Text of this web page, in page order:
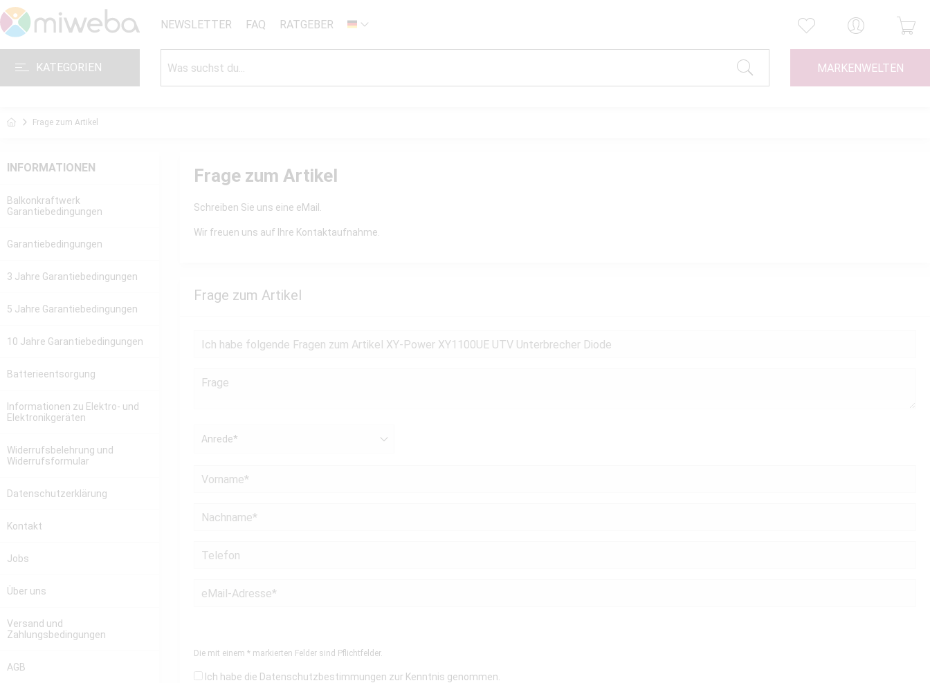
NEWSLETTER FAQ RATGEBER DE
KATEGORIEN MARKENWELTEN
Frage zum Artikel
INFORMATIONEN
Balkonkraftwerk
Garantiebedingungen
Garantiebedingungen
3 Jahre Garantiebedingungen
5 Jahre Garantiebedingungen
10 Jahre Garantiebedingungen
Batterieentsorgung
Informationen zu Elektro- und
Elektronikgeräten
Widerrufsbelehrung und
Widerrufsformular
Datenschutzerklärung
Kontakt
Jobs
Über uns
Versand und
Zahlungsbedingungen
AGB
Frage zum Artikel
Schreiben Sie uns eine eMail.
Wir freuen uns auf Ihre Kontaktaufnahme.
Frage zum Artikel
Die mit einem * markierten Felder sind Pflichtfelder.
Ich habe die Datenschutzbestimmungen zur Kenntnis genommen.